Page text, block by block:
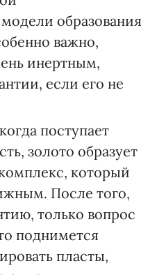
образования
важно,
инертным,
если его не
поступает
золото образует
который
После того,
только вопрос
поднимется
пласты,